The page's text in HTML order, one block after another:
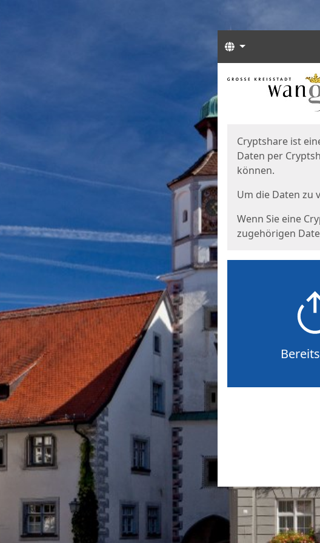
Sprachen
Start
Cryptshare ist
Daten per
können.
Um die Daten zu
Wenn Sie eine
zugehörigen